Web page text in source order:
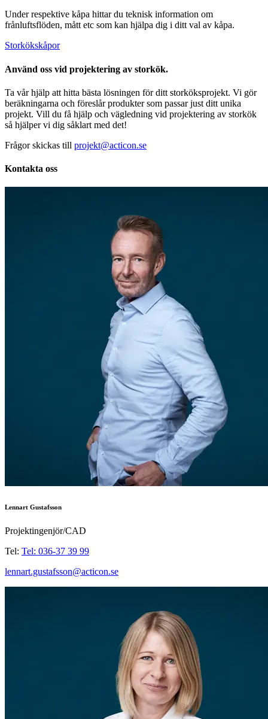
Under respektive kåpa hittar du teknisk information om
frånluftsflöden, mått etc som kan hjälpa dig i ditt val av kåpa.
Storkökskåpor
Använd oss vid projektering av storkök.
Ta vår hjälp att hitta bästa lösningen för ditt storköksprojekt. Vi gör
beräkningarna och föreslår produkter som passar just ditt unika
projekt. Vill du få hjälp och vägledning vid projektering av storkök
så hjälper vi dig såklart med det!
Frågor skickas till projekt@acticon.se
Kontakta oss
Lennart Gustafsson
Projektingenjör/CAD
Tel: Tel: 036-37 39 99
lennart.gustafsson@acticon.se